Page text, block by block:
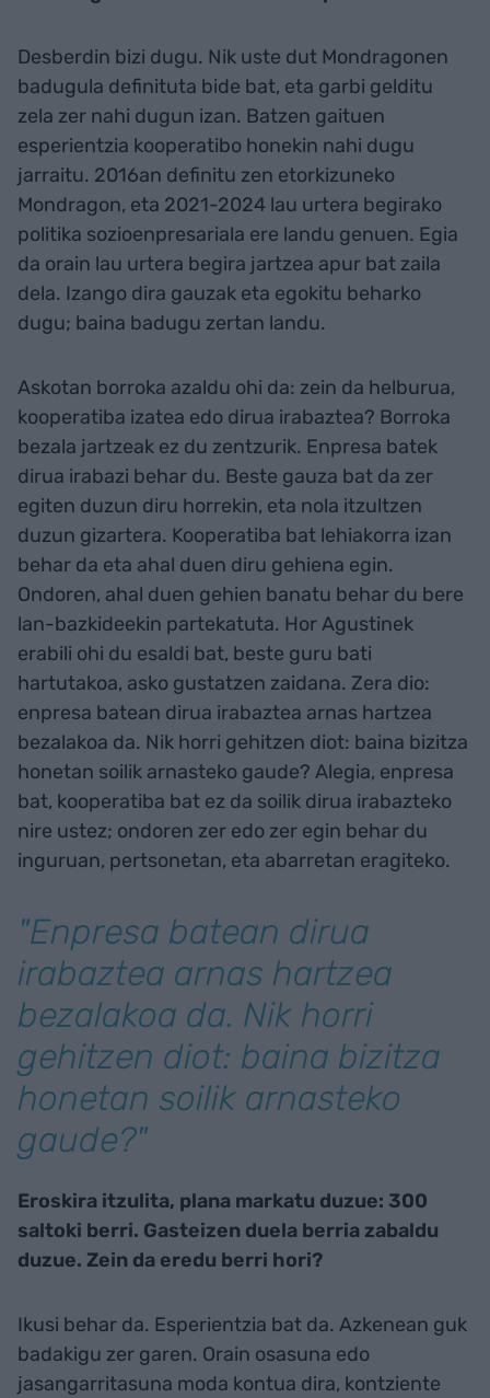
Desberdin bizi dugu. Nik uste dut Mondragonen
badugula definituta bide bat, eta garbi gelditu
zela zer nahi dugun izan. Batzen gaituen
esperientzia kooperatibo honekin nahi dugu
jarraitu. 2016an definitu zen etorkizuneko
Mondragon, eta 2021-2024 lau urtera begirako
politika sozioenpresariala ere landu genuen. Egia
da orain lau urtera begira jartzea apur bat zaila
dela. Izango dira gauzak eta egokitu beharko
dugu; baina badugu zertan landu.
Askotan borroka azaldu ohi da: zein da helburua,
kooperatiba izatea edo dirua irabaztea? Borroka
bezala jartzeak ez du zentzurik. Enpresa batek
dirua irabazi behar du. Beste gauza bat da zer
egiten duzun diru horrekin, eta nola itzultzen
duzun gizartera. Kooperatiba bat lehiakorra izan
behar da eta ahal duen diru gehiena egin.
Ondoren, ahal duen gehien banatu behar du bere
lan-bazkideekin partekatuta. Hor Agustinek
erabili ohi du esaldi bat, beste guru bati
hartutakoa, asko gustatzen zaidana. Zera dio:
enpresa batean dirua irabaztea arnas hartzea
bezalakoa da. Nik horri gehitzen diot: baina bizitza
honetan soilik arnasteko gaude? Alegia, enpresa
bat, kooperatiba bat ez da soilik dirua irabazteko
nire ustez; ondoren zer edo zer egin behar du
inguruan, pertsonetan, eta abarretan eragiteko.
"Enpresa batean dirua
irabaztea arnas hartzea
bezalakoa da. Nik horri
gehitzen diot: baina bizitza
honetan soilik arnasteko
gaude?"
Eroskira itzulita, plana markatu duzue: 300
saltoki berri. Gasteizen duela berria zabaldu
duzue. Zein da eredu berri hori?
Ikusi behar da. Esperientzia bat da. Azkenean guk
badakigu zer garen. Orain osasuna edo
jasangarritasuna moda kontua dira, kontziente